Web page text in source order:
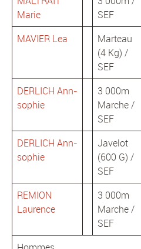
Marie
SEF
MAVIER Lea
Marteau
(4 Kg) /
SEF
DERLICH Ann-
sophie
3 000m
Marche /
SEF
DERLICH Ann-
sophie
Javelot
(600 G) /
SEF
REMION
Laurence
3 000m
Marche /
SEF